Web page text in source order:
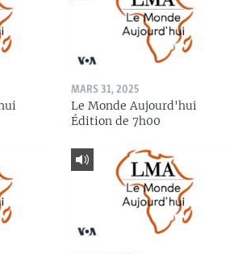
MARS 31, 2025
Le Monde Aujourd'hui
Édition de 7h00